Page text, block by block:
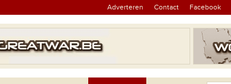
Adverteren Contact Facebook